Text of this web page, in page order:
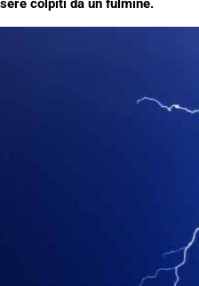
colpiti da un fulmine.